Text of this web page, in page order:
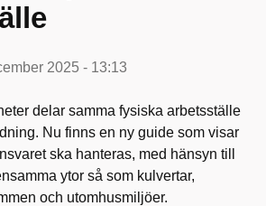
2025 - 13:13
delar samma fysiska arbetsställe
Nu finns en ny guide som visar
ska hanteras, med hänsyn till
ytor så som kulvertar,
och utomhusmiljöer.